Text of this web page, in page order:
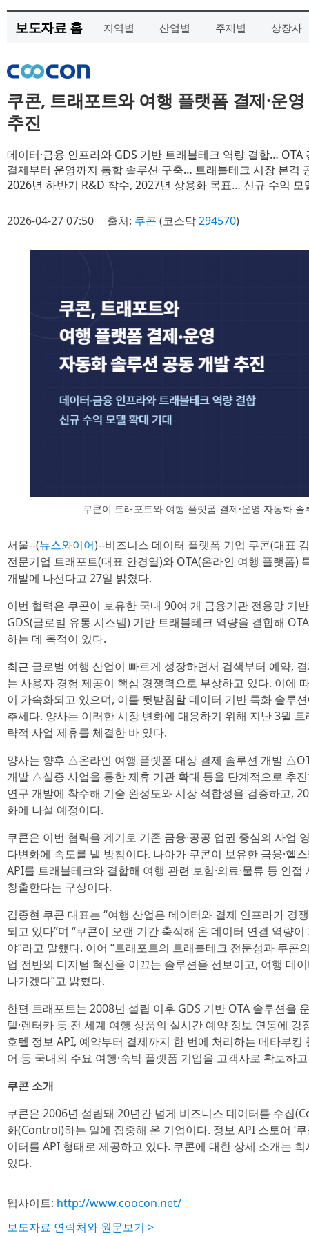
보도자료 홈 지역별 산업별 주제별 상장사
쿠콘, 트래포트와 여행 플랫폼 결제·운
추진
데이터·금융 인프라와 GDS 기반 트래블테크 역량 결합… OTA
결제부터 운영까지 통합 솔루션 구축… 트래블테크 시장 본격
2026년 하반기 R&D 착수, 2027년 상용화 목표… 신규 수익 모
2026-04-27 07:50 출처: 쿠콘 (코스닥294570)
쿠콘이 트래포트와 여행 플랫폼 결제·운영 자동화
서울--(뉴스와이어)--비즈니스 데이터 플랫폼 기업 쿠콘(대표
전문기업 트래포트(대표 안경열)와 OTA(온라인 여행 플랫폼)
개발에 나선다고 27일 밝혔다.
이번 협력은 쿠콘이 보유한 국내 90여 개 금융기관 전용망 기
GDS(글로벌 유통 시스템) 기반 트래블테크 역량을 결합해
하는 데 목적이 있다.
최근 글로벌 여행 산업이 빠르게 성장하면서 검색부터 예약,
는 사용자 경험 제공이 핵심 경쟁력으로 부상하고 있다. 이에
이 가속화되고 있으며, 이를 뒷받침할 데이터 기반 특화 솔루
추세다. 양사는 이러한 시장 변화에 대응하기 위해 지난 3월
략적 사업 제휴를 체결한 바 있다.
양사는 향후 △온라인 여행 플랫폼 대상 결제 솔루션 개발
개발 △실증 사업을 통한 제휴 기관 확대 등을 단계적으로 추
연구 개발에 착수해 기술 완성도와 시장 적합성을 검증하고,
화에 나설 예정이다.
쿠콘은 이번 협력을 계기로 기존 금융·공공 업권 중심의 사업
다변화에 속도를 낼 방침이다. 나아가 쿠콘이 보유한 금융·헬
API를 트래블테크와 결합해 여행 관련 보험·의료·물류 등 인
창출한다는 구상이다.
김종현 쿠콘 대표는 “여행 산업은 데이터와 결제 인프라가 경
되고 있다”며 “쿠콘이 오랜 기간 축적해 온 데이터 연결 역량
야”라고 말했다. 이어 “트래포트의 트래블테크 전문성과 쿠콘
업 전반의 디지털 혁신을 이끄는 솔루션을 선보이고, 여행 데
나가겠다”고 밝혔다.
한편 트래포트는 2008년 설립 이후 GDS 기반 OTA 솔루션을
텔·렌터카 등 전 세계 여행 상품의 실시간 예약 정보 연동에
호텔 정보 API, 예약부터 결제까지 한 번에 처리하는 메타부
어 등 국내외 주요 여행·숙박 플랫폼 기업을 고객사로 확보하
쿠콘 소개
쿠콘은 2006년 설립돼 20년간 넘게 비즈니스 데이터를 수집
화(Control)하는 일에 집중해 온 기업이다. 정보 API 스토어 ‘
이터를 API 형태로 제공하고 있다. 쿠콘에 대한 상세 소개는
있다.
웹사이트: http://www.coocon.net/
보도자료 연락처와 원문보기 >